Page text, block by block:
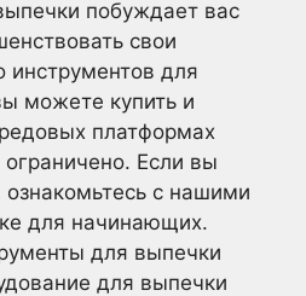
побуждает вас
свои
инструментов для
можете купить и
платформах
Если вы
с нашими
для начинающих.
для выпечки
для выпечки